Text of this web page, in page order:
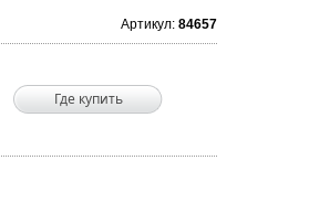
Артикул: 84657
Где купить